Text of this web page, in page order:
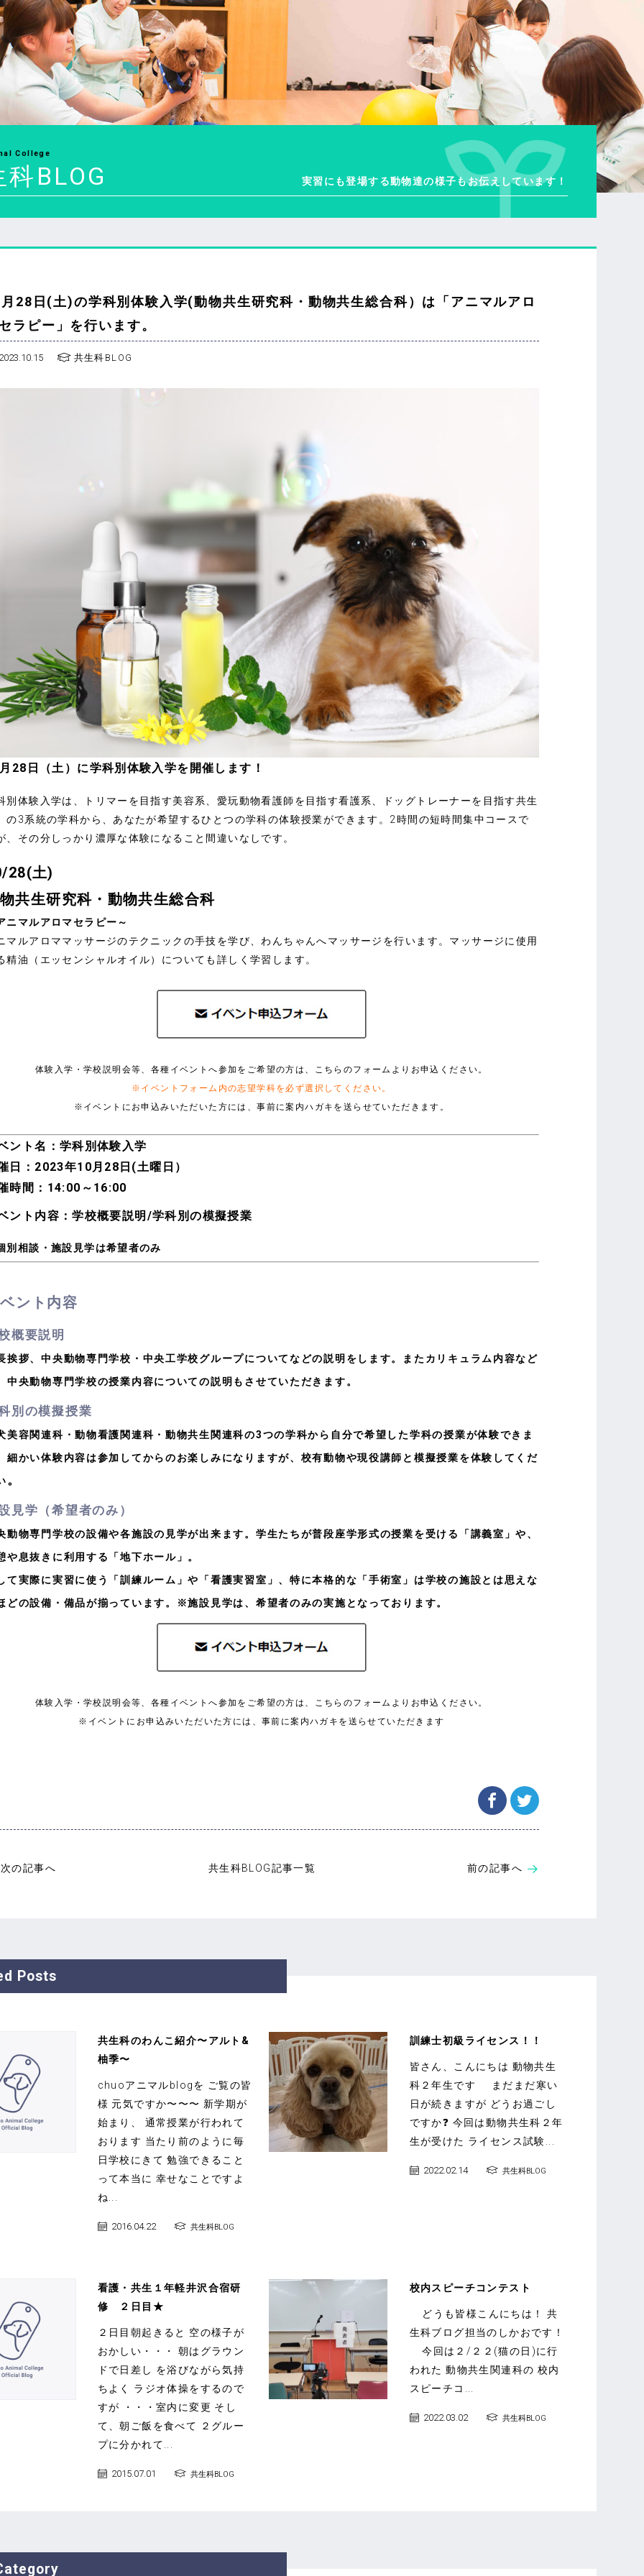
College
科BLOG 実習にも登場する動物達の様子もお伝えしています！
28日(土)の学科別体験入学(動物共生研究科・動物共生総合科）は「アニマルアロ
ラピー」を行います。
共生科BLOG
28日（土）に学科別体験入学を開催します！
別体験入学は、トリマーを目指す美容系、愛玩動物看護師を目指す看護系、ドッグトレーナーを目指す共生
の3系統の学科から、あなたが希望するひとつの学科の体験授業ができます。2時間の短時間集中コースで
、その分しっかり濃厚な体験になること間違いなしです。
28(土)
共生研究科・動物共生総合科
ニマルアロマセラピー～
マルアロママッサージのテクニックの手技を学び、わんちゃんへマッサージを行います。マッサージに使用
精油（エッセンシャルオイル）についても詳しく学習します。
体験入学・学校説明会等、各種イベントへ参加をご希望の方は、こちらのフォームよりお申込ください。
※イベントフォーム内の志望学科を必ず選択してください。
※イベントにお申込みいただいた方には、事前に案内ハガキを送らせていただきます。
ント名：学科別体験入学
日：2023年10月28日(土曜日）
時間：14:00～16:00
ント内容：学校概要説明/学科別の模擬授業
別相談・施設見学は希望者のみ
ント内容
概要説明
挨拶、中央動物専門学校・中央工学校グループについてなどの説明をします。またカリキュラム内容など
中央動物専門学校の授業内容についての説明もさせていただきます。
別の模擬授業
美容関連科・動物看護関連科・動物共生関連科の3つの学科から自分で希望した学科の授業が体験できま
細かい体験内容は参加してからのお楽しみになりますが、校有動物や現役講師と模擬授業を体験してくだ
。
見学（希望者のみ）
動物専門学校の設備や各施設の見学が出来ます。学生たちが普段座学形式の授業を受ける「講義室」や、
や息抜きに利用する「地下ホール」。
て実際に実習に使う「訓練ルーム」や「看護実習室」、特に本格的な「手術室」は学校の施設とは思えな
どの設備・備品が揃っています。※施設見学は、希望者のみの実施となっております。
体験入学・学校説明会等、各種イベントへ参加をご希望の方は、こちらのフォームよりお申込ください。
※イベントにお申込みいただいた方には、事前に案内ハガキを送らせていただきます
次の記事へ 共生科BLOG記事一覧 前の記事へ
Posts
共生科のわんこ紹介〜アルト&
柚季〜
chuoアニマルblogを ご覧の皆
様 元気ですか〜〜〜 新学期が
始まり、 通常授業が行われて
おります 当たり前のように毎
日学校にきて 勉強できること
って本当に 幸せなことですよ
ね...
2016.04.22 共生科BLOG
訓練士初級ライセンス！！
皆さん、こんにちは 動物共生
科２年生です まだまだ寒い
日が続きますが どうお過ごし
ですか❓ 今回は動物共生科２年
生が受けた ライセンス試験...
2022.02.14 共生科BLOG
看護・共生１年軽井沢合宿研
修 ２日目★
２日目朝起きると 空の様子が
おかしい・・・ 朝はグラウン
ドで日差し を浴びながら気持
ちよく ラジオ体操をするので
すが ・・・室内に変更 そし
て、朝ご飯を食べて ２グルー
プに分かれて...
2015.07.01 共生科BLOG
校内スピーチコンテスト
どうも皆様こんにちは！ 共
生科ブログ担当のしかおです！
今回は２/２２(猫の日)に行
われた 動物共生関連科の 校内
スピーチコ...
2022.03.02 共生科BLOG